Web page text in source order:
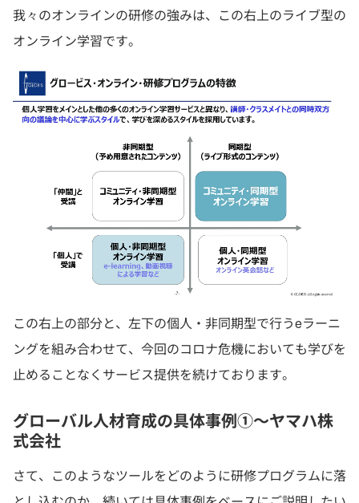
我々のオンラインの研修の強みは、この右上のライブ型の
オンライン学習です。
この右上の部分と、左下の個人・非同期型で行うeラーニ
ングを組み合わせて、今回のコロナ危機においても学びを
止めることなくサービス提供を続けております。
グローバル人材育成の具体事例①〜ヤマハ株
式会社
さて、このようなツールをどのように研修プログラムに落